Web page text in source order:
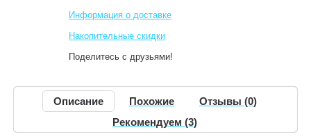
Информация о доставке
Накопительные скидки
Поделитесь с друзьями!
Описание Похожие
Отзывы (0)
Рекомендуем (3)